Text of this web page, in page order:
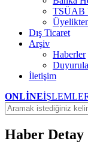
TSÜAB
Dış Ticaret
Arşiv
Haberler
İletişim
ONLİNE
Haber Detay